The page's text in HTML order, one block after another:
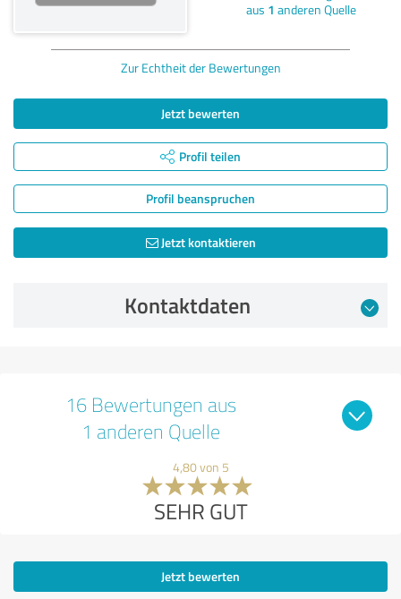
aus 1 anderen Quelle
Zur Echtheit der Bewertungen
Jetzt bewerten
Profil teilen
Profil beanspruchen
Jetzt kontaktieren
Kontaktdaten
16 Bewertungen aus
1 anderen Quelle
4,80 von 5
SEHR GUT
Jetzt bewerten